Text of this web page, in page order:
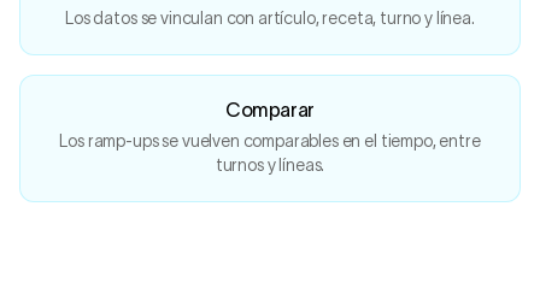
Los datos se vinculan con artículo, receta, turno y línea.
Comparar
Los ramp-ups se vuelven comparables en el tiempo, entre
turnos y líneas.